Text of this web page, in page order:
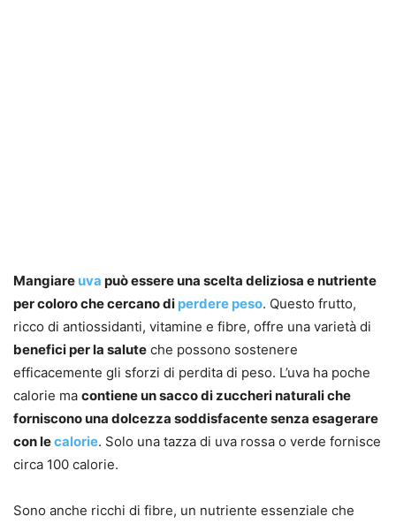
Mangiare uva può essere una scelta deliziosa e nutriente
per coloro che cercano di perdere peso. Questo frutto,
ricco di antiossidanti, vitamine e fibre, offre una varietà di
benefici per la salute che possono sostenere
efficacemente gli sforzi di perdita di peso. L’uva ha poche
calorie ma contiene un sacco di zuccheri naturali che
forniscono una dolcezza soddisfacente senza esagerare
con lecalorie. Solo una tazza di uva rossa o verde fornisce
circa 100 calorie.
Sono anche ricchi di fibre, un nutriente essenziale che